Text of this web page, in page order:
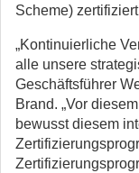
Scheme)
„Kontinuierliche
alle unsere
Geschäftsführer
Brand. „Vor
bewusst diesem